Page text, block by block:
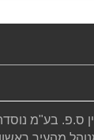
ס.פ. בע"מ נוסדה